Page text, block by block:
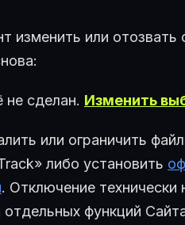
или отозвать
сделан. Изменить
или ограничить
либо установить
. Отключение
отдельных функций